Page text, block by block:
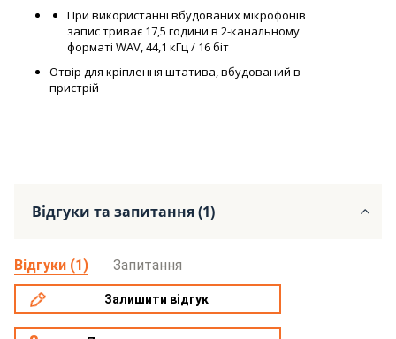
При використанні вбудованих мікрофонів
запис триває 17,5 години в 2-канальному
форматі WAV, 44,1 кГц / 16 біт
Отвір для кріплення штатива, вбудований в
пристрій
Відгуки та запитання (1)
Відгуки (1) Запитання
Залишити відгук